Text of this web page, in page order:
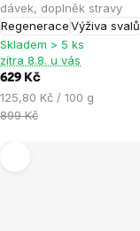
dávek, doplněk stravy
RegeneraceVýživa svalů
4,0
z
5
hvězdiček.
Skladem > 5 ks
zítra 8.8. u vás
629 Kč
Měrná
cena:
125,80 Kč / 100 g
899 Kč